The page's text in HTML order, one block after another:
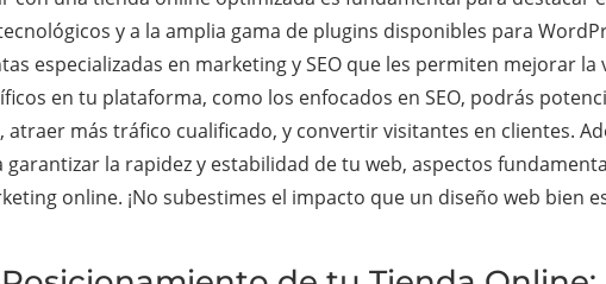
y a la amplia gama de plugins disponibles para
especializadas en marketing y SEO que les permiten mejorar
en tu plataforma, como los enfocados en SEO, podrás
más tráfico cualificado, y convertir visitantes en clientes.
la rapidez y estabilidad de tu web, aspectos
online. ¡No subestimes el impacto que un diseño web bien